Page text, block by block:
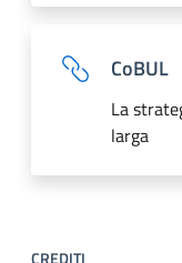
CoBUL
La
larga
CREDITI